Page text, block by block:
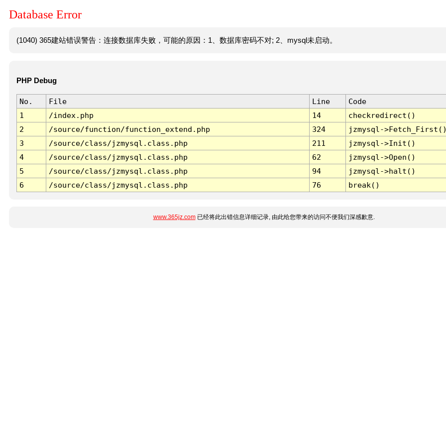
Database Error
(1040) 365建站错误警告：连接数据库失败，可能的原因：1、数据库密码不对; 2、mysql未启动。
PHP Debug
No. File Line
Code
1
/index.php 14
checkredirect()
2
/source/function/function_extend.php 324
jzmysql-
3
/source/class/jzmysql.class.php 211
jzmysql->Init()
4
/source/class/jzmysql.class.php 62
jzmysql->Open()
5
/source/class/jzmysql.class.php 94
jzmysql->halt()
6
/source/class/jzmysql.class.php 76 break()
www.365jz.com已经将此出错信息详细记录, 由此给您带来的访问不便我们深感歉意.